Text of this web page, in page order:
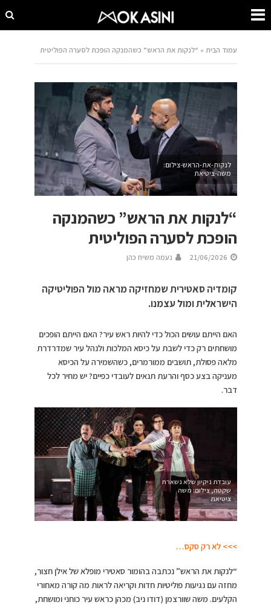
עמוד הבית » “לנקות את הראש” כשהמנקה הופכת לסערה הפוליטית
לנקות-את-הראש-צילום:
משה-ציטיאת
“לנקות את הראש” כשהמנקה
הופכת לסערה הפוליטית
21/06/2026 נעמה משיח כהן
קומדיה סאטירית שמחזיקה מראה מול הפוליטיקה
הישראלית ומול עצמנו.
האם הייתם עושים הכול כדי להיות ראש עיר? האם הייתם הופכים
מושחתים רק כדי לשבת על כיסא המלכות ולנהל עיר שמדרדרת
מלאה פסולת, תושבים ממורמרים, כשהשמירה על הכיסא
מעניקה בצע כסף והרעת תנאים לעובדי כפיים? יש מחיר לכל
דבר.
עובדת ניקיון שלא נשארת
שקטה, צילום: משה
ציטיאת
>>> לא רק סקס…
“לנקות את הראש” נכתבה בהומור סאטירי מופלא של אילן חצור,
מחזה עם נגיעות פוליטיות חדות וקריאה לראות מה קורה מאחורי
הקלעים. משה שוורצמן (דודו ניב) מכהן כראש עיר כוחני ומושחת,